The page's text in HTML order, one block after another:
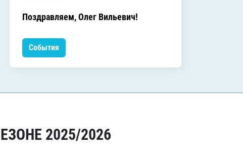
Поздравляем, Олег Вильевич!
События
2025/2026